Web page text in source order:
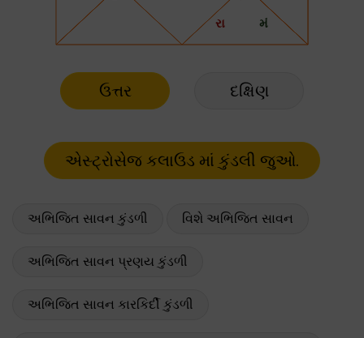
ઉત્તર દક્ષિણ
અભિજિત સાવન કુંડળી વિશે અભિજિત સાવન
અભિજિત સાવન પ્રણય કુંડળી
અભિજિત સાવન કારકિર્દી કુંડળી